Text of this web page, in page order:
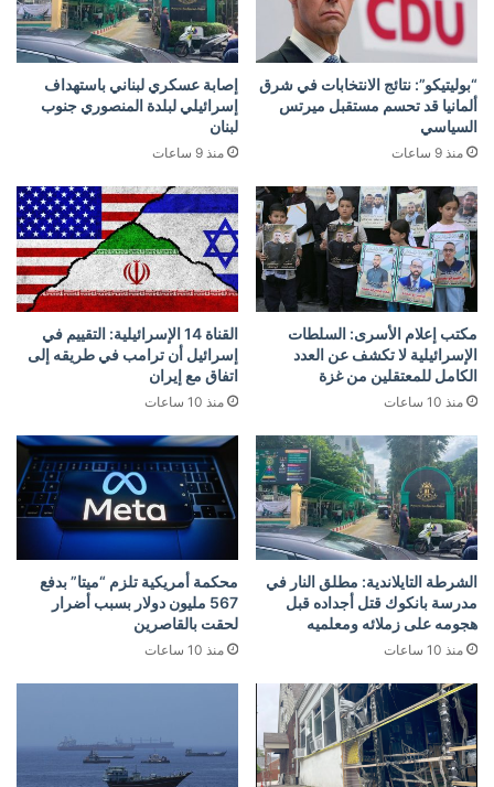
“بوليتيكو”: نتائج الانتخابات في شرق
ألمانيا قد تحسم مستقبل ميرتس
السياسي
منذ 9 ساعات
إصابة عسكري لبناني باستهداف
إسرائيلي لبلدة المنصوري جنوب
لبنان
منذ 9 ساعات
مكتب إعلام الأسرى: السلطات
الإسرائيلية لا تكشف عن العدد
الكامل للمعتقلين من غزة
منذ 10 ساعات
القناة 14 الإسرائيلية: التقييم في
إسرائيل أن ترامب في طريقه إلى
اتفاق مع إيران
منذ 10 ساعات
الشرطة التايلاندية: مطلق النار في
مدرسة بانكوك قتل أجداده قبل
هجومه على زملائه ومعلميه
منذ 10 ساعات
محكمة أمريكية تلزم “ميتا” بدفع
567 مليون دولار بسبب أضرار
لحقت بالقاصرين
منذ 10 ساعات